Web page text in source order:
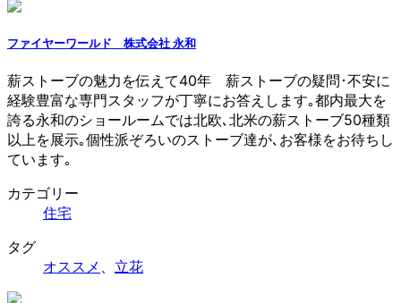
ファイヤーワールド 株式会社 永和
薪ストーブの魅力を伝えて40年 薪ストーブの疑問･不安に
経験豊富な専門スタッフが丁寧にお答えします｡都内最大を
誇る永和のショールームでは北欧､北米の薪ストーブ50種類
以上を展示｡個性派ぞろいのストーブ達が､お客様をお待ちし
ています｡
カテゴリー
住宅
タグ
オススメ 、 立花